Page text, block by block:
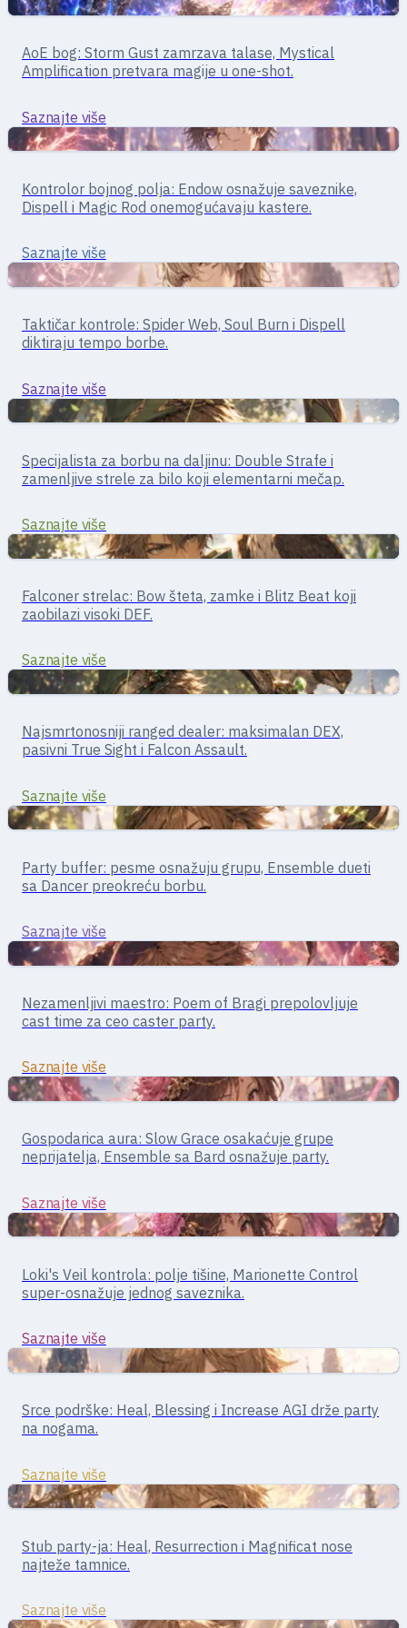
Čarobnjaci
High Wizard
AoE bog: Storm Gust zamrzava talase, Mystical
Amplification pretvara magije u one-shot.
Saznajte više
Čarobnjaci
Sage
Kontrolor bojnog polja: Endow osnažuje saveznike,
Dispell i Magic Rod onemogućavaju kastere.
Saznajte više
Podrška
Professor
Taktičar kontrole: Spider Web, Soul Burn i Dispell
diktiraju tempo borbe.
Saznajte više
Dalekometni
Archer
Specijalista za borbu na daljinu: Double Strafe i
zamenljive strele za bilo koji elementarni mečap.
Saznajte više
Dalekometni
Hunter
Falconer strelac: Bow šteta, zamke i Blitz Beat koji
zaobilazi visoki DEF.
Saznajte više
Dalekometni
Sniper
Najsmrtonosniji ranged dealer: maksimalan DEX,
pasivni True Sight i Falcon Assault.
Saznajte više
Podrška
Bard
Party buffer: pesme osnažuju grupu, Ensemble dueti
sa Dancer preokreću borbu.
Saznajte više
Podrška
Clown
Nezamenljivi maestro: Poem of Bragi prepolovljuje
cast time za ceo caster party.
Saznajte više
Podrška
Dancer
Gospodarica aura: Slow Grace osakaćuje grupe
neprijatelja, Ensemble sa Bard osnažuje party.
Saznajte više
Podrška
Gypsy
Loki's Veil kontrola: polje tišine, Marionette Control
super-osnažuje jednog saveznika.
Saznajte više
Podrška
Acolyte
Srce podrške: Heal, Blessing i Increase AGI drže party
na nogama.
Saznajte više
Podrška
Priest
Stub party-ja: Heal, Resurrection i Magnificat nose
najteže tamnice.
Saznajte više